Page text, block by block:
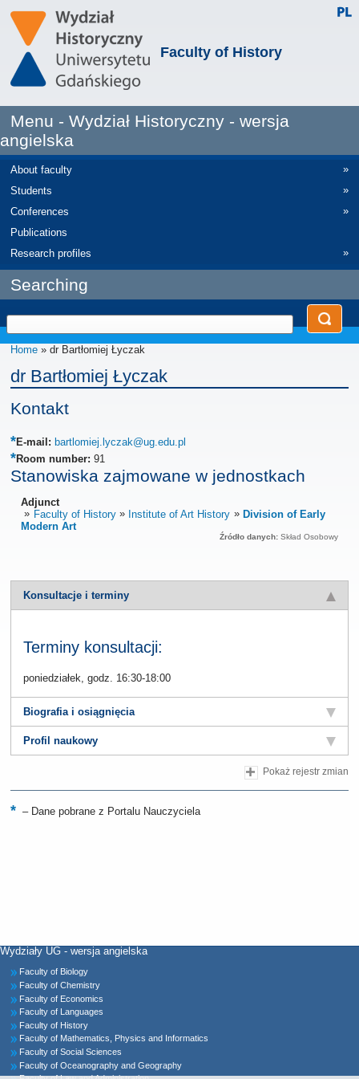
Faculty of History
Menu - Wydział Historyczny - wersja
angielska
About faculty
»
Students
»
Conferences
»
Publications
Research profiles
»
Searching
Home » dr Bartłomiej Łyczak
dr Bartłomiej Łyczak
Kontakt
E-mail: bartlomiej.lyczak@ug.edu.pl
Room number: 91
Stanowiska zajmowane w jednostkach
Adjunct
Faculty of History
Institute of Art History
Division of Early
Modern Art
Źródło danych: Skład Osobowy
Konsultacje i terminy
Terminy konsultacji:
poniedziałek, godz. 16:30-18:00
Biografia i osiągnięcia
Profil naukowy
Pokaż rejestr zmian
–Dane pobrane z Portalu Nauczyciela
Wydziały UG - wersja angielska
Faculty of Biology
Faculty of Chemistry
Faculty of Economics
Faculty of Languages
Faculty of History
Faculty of Mathematics, Physics and Informatics
Faculty of Social Sciences
Faculty of Oceanography and Geography